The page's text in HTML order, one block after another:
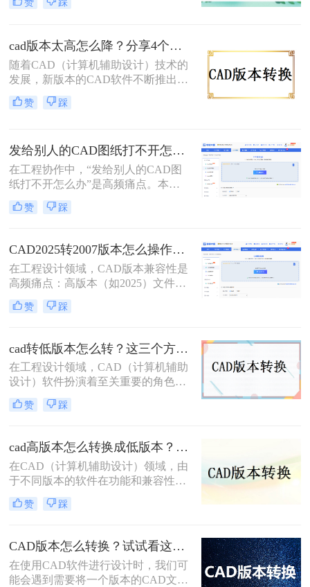
使用不同版本的CAD软件，文件版本
怎么转换低版本呢？本文将详细介绍
三种将CAD文件版本转换为低版本的
方法。
cad版本太高怎么降？分享4个实用方法！
随着CAD（计算机辅助设计）技术的
发展，新版本的CAD软件不断推出，
带来了更多的功能和优化。然而，这
也意味着高版本的CAD文件可能无法
CAD文件的版本降低。那么cad版本
太高怎么降呢？本文将介绍四种有效
的方法来实现这一目标。
赞 踩
发给别人的CAD图纸打不开怎么办？CAD版本转换5种有效方法！
在工程协作中，“发给别人的CAD图
纸打不开怎么办”是高频痛点。本文
聚焦CAD版本转换核心解决方案，所
有方法均经2026年实测验证。特别强
感图纸必须使用Autodesk官方本地功
能！
赞 踩
CAD2025转2007版本怎么操作？5种安全有效方法实测（2026年最新版）!
在工程设计领域，CAD版本兼容性是
高频痛点：高版本（如2025）文件无
法被超低版本（2007）打开，导致协
作中断、进度延误。特别强调：2007
必要场景使用。那么CAD2025转2007
版本怎么操作呢？本文聚焦CAD
2025转2007核心解决方案，严格区分
安全使用场景，助您安全高效完成转
换！
赞 踩
cad转低版本怎么转？这三个方法都可以转换版本！
在工程设计领域，CAD（计算机辅助
设计）软件扮演着至关重要的角色。
然而，由于不同版本的CAD软件之间
存在兼容性问题，有时我们需要将高
在旧版本的软件中打开和编辑。那么
CAD转低版本怎么转呢？本文将为您
介绍几种将CAD文件转换为低版本的
方法，帮助您解决兼容性问题。
赞 踩
cad高版本怎么转换成低版本？为你带来3个好用的方法！
在CAD（计算机辅助设计）领域，由
于不同版本的软件在功能和兼容性上
存在差异，有时我们需要将高版本的
CAD文件转换为低版本，以便在旧版
cad高版本怎么转换成低版本呢？以下
是一些常用的方法来实现CAD高版本
到低版本的转换。
赞 踩
CAD版本怎么转换？试试看这三个方法！
​在使用CAD软件进行设计时，我们可
能会遇到需要将一个版本的CAD文件